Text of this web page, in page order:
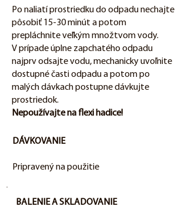
Po naliatí prostriedku do odpadu nechajte
pôsobiť 15-30 minút a potom
prepláchnite veľkým množtvom vody.
V prípade úplne zapchatého odpadu
najprv odsajte vodu, mechanicky uvoľnite
dostupné časti odpadu a potom po
malých dávkach postupne dávkujte
prostriedok.
Nepoužívajte na flexi hadice!
DÁVKOVANIE
Pripravený na použitie
BALENIE A SKLADOVANIE